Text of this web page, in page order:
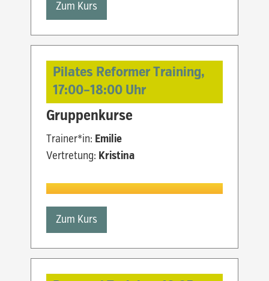
Zum Kurs
Pilates Reformer Training,
17:00–18:00 Uhr
Gruppenkurse
Trainer*in: Emilie
Vertretung: Kristina
Zum Kurs